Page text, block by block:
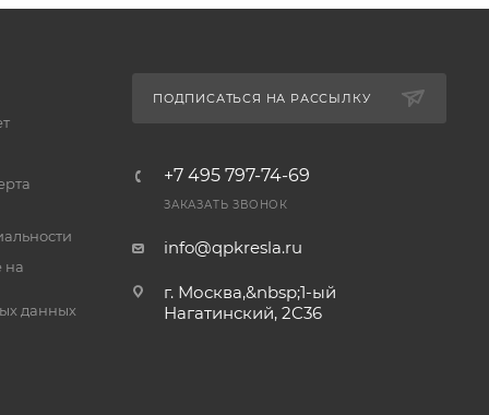
на
данных
ПОДПИСАТЬСЯ НА РАССЫЛКУ
+7 495 797-74-69
ЗАКАЗАТЬ ЗВОНОК
info@qpkresla.ru
г. Москва,&nbsp;1-ый
Нагатинский, 2C36